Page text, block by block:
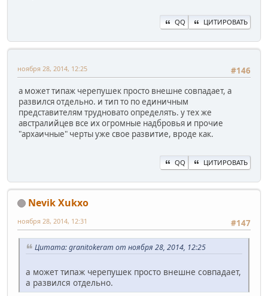
QQ ЦИТИРОВАТЬ
#146
ноября 28, 2014, 12:25
а может типаж черепушек просто внешне совпадает, а
развился отдельно. и тип то по единичным
представителям трудновато определять. у тех же
австралийцев все их огромные надбровья и прочие
"архаичные" черты уже свое развитие, вроде как.
QQ ЦИТИРОВАТЬ
Nevik Xukxo
#147
ноября 28, 2014, 12:31
Цитата: granitokeram от ноября 28, 2014, 12:25
а может типаж черепушек просто внешне совпадает,
а развился отдельно.